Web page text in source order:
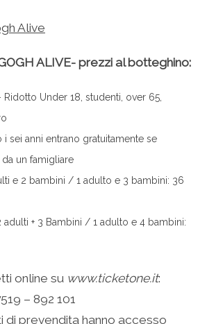
Alive
ALIVE- prezzi al botteghino:
Ridotto Under 18, studenti, over 65,
i sei anni entrano gratuitamente se
un famigliare
e 2 bambini / 1 adulto e 3 bambini: 36
adulti + 3 Bambini / 1 adulto e 4 bambini:
online su www.ticketone.it:
– 892 101
di prevendita hanno accesso